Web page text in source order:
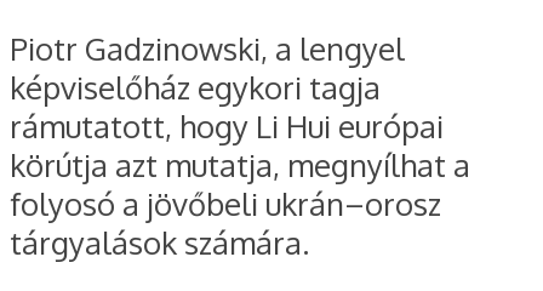
Piotr Gadzinowski, a lengyel
képviselőház egykori tagja
rámutatott, hogy Li Hui európai
körútja azt mutatja, megnyílhat a
folyosó a jövőbeli ukrán–orosz
tárgyalások számára.